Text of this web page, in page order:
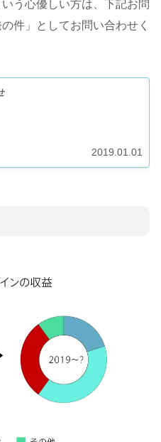
う心優しい方は、下記お問
件」としてお問い合わせく
2019.01.01